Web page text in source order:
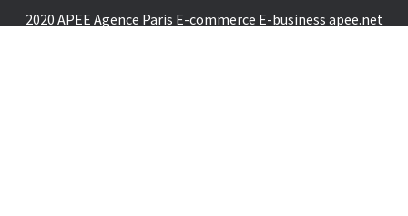
2020 APEE Agence Paris E-commerce E-business apee.net